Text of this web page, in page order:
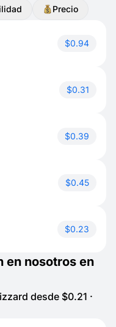
Precio
$0.94
$0.31
$0.39
$0.45
$0.23
en nosotros en
desde $0.21 ·